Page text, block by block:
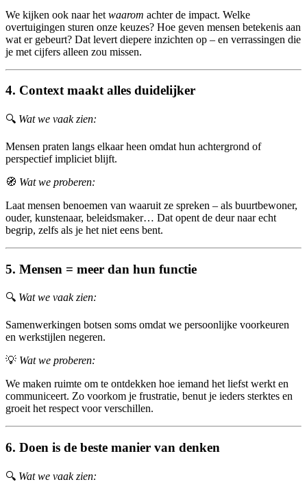
We kijken ook naar het waarom achter de impact. Welke
overtuigingen sturen onze keuzes? Hoe geven mensen betekenis aan
wat er gebeurt? Dat levert diepere inzichten op – en verrassingen die
je met cijfers alleen zou missen.
4. Context maakt alles duidelijker
🔍 Wat we vaak zien:
Mensen praten langs elkaar heen omdat hun achtergrond of
perspectief impliciet blijft.
🧭 Wat we proberen:
Laat mensen benoemen van waaruit ze spreken – als buurtbewoner,
ouder, kunstenaar, beleidsmaker… Dat opent de deur naar echt
begrip, zelfs als je het niet eens bent.
5. Mensen = meer dan hun functie
🔍 Wat we vaak zien:
Samenwerkingen botsen soms omdat we persoonlijke voorkeuren
en werkstijlen negeren.
💡 Wat we proberen:
We maken ruimte om te ontdekken hoe iemand het liefst werkt en
communiceert. Zo voorkom je frustratie, benut je ieders sterktes en
groeit het respect voor verschillen.
6. Doen is de beste manier van denken
🔍 Wat we vaak zien: